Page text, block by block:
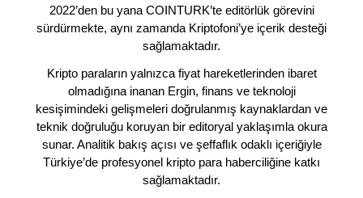
2022’den bu yana COINTURK’te editörlük görevini
sürdürmekte, aynı zamanda Kriptofoni’ye içerik desteği
sağlamaktadır.
Kripto paraların yalnızca fiyat hareketlerinden ibaret
olmadığına inanan Ergin, finans ve teknoloji
kesişimindeki gelişmeleri doğrulanmış kaynaklardan ve
teknik doğruluğu koruyan bir editoryal yaklaşımla okura
sunar. Analitik bakış açısı ve şeffaflık odaklı içeriğiyle
Türkiye’de profesyonel kripto para haberciliğine katkı
sağlamaktadır.